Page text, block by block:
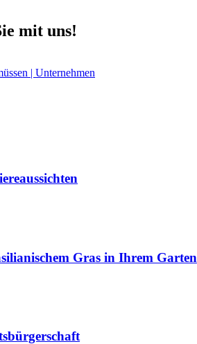
mit uns!
Gras in Ihrem Garten